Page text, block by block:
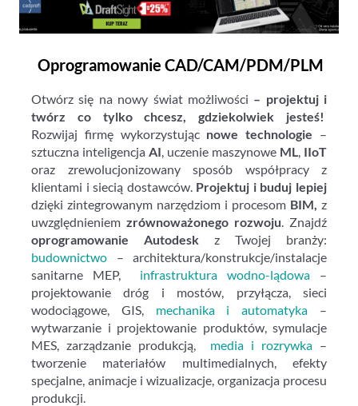
Oprogramowanie CAD/CAM/PDM/PLM
Otwórz się na nowy świat możliwości – projektuj i
twórz co tylko chcesz, gdziekolwiek jesteś!
Rozwijaj firmę wykorzystując nowe technologie –
sztuczna inteligencja AI, uczenie maszynowe ML, IIoT
oraz zrewolucjonizowany sposób współpracy z
klientami i siecią dostawców. Projektuj i buduj lepiej
dzięki zintegrowanym narzędziom i procesom BIM, z
uwzględnieniem zrównoważonego rozwoju. Znajdź
oprogramowanie Autodesk z Twojej branży:
budownictwo – architektura/konstrukcje/instalacje
sanitarne MEP, infrastruktura wodno-lądowa –
projektowanie dróg i mostów, przyłącza, sieci
wodociągowe, GIS, mechanika i automatyka –
wytwarzanie i projektowanie produktów, symulacje
MES, zarządzanie produkcją, media i rozrywka –
tworzenie materiałów multimedialnych, efekty
specjalne, animacje i wizualizacje, organizacja procesu
produkcji.